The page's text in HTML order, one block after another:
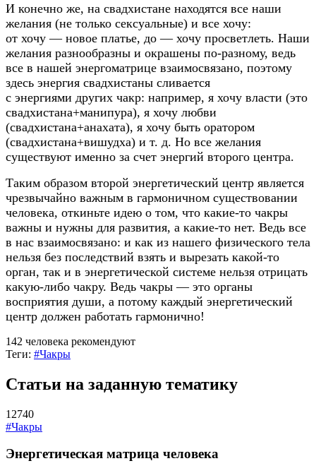
И конечно же, на свадхистане находятся все наши
желания (не только сексуальные) и все хочу:
от хочу — новое платье, до — хочу просветлеть. Наши
желания разнообразны и окрашены по-разному, ведь
все в нашей энергоматрице взаимосвязано, поэтому
здесь энергия свадхистаны сливается
с энергиями других чакр: например, я хочу власти (это
свадхистана+манипура), я хочу любви
(свадхистана+анахата), я хочу быть оратором
(свадхистана+вишудха) и т. д. Но все желания
существуют именно за счет энергий второго центра.
Таким образом второй энергетический центр является
чрезвычайно важным в гармоничном существовании
человека, откиньте идею о том, что какие-то чакры
важны и нужны для развития, а какие-то нет. Ведь все
в нас взаимосвязано: и как из нашего физического тела
нельзя без последствий взять и вырезать какой-то
орган, так и в энергетической системе нельзя отрицать
какую-либо чакру. Ведь чакры — это органы
восприятия души, а потому каждый энергетический
центр должен работать гармонично!
142 человека рекомендуют
Теги: #Чакры
Статьи на заданную тематику
12740
#Чакры
Энергетическая матрица человека